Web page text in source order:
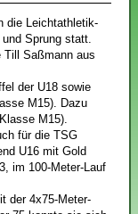
die Leichtathletik-
Sprung statt.
Till Saßmann aus
der U18 sowie
M15). Dazu
M15).
für die TSG
U16 mit Gold
im 100-Meter-Lauf
der 4x75-Meter-